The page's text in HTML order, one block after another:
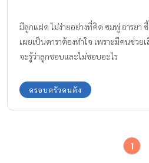
มีลูกแฝด ไม่ง่ายอย่างที่คิด ชมพู่ อารยา
เผยเป็นดาราต้องทำใจ เพราะมีคนช่ว
จะรู้ว่าลูกชอบและไม่ชอบอะไร
ครอบครัวคนดัง
1